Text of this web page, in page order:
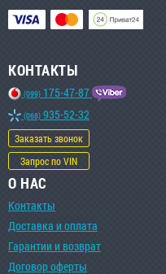
КОНТАКТЫ
(099) 175-47-87
(068) 935-52-32
Заказать звонок
Запрос по VIN
О НАС
Контакты
Доставка и оплата
Гарантии и возврат
Договор оферты